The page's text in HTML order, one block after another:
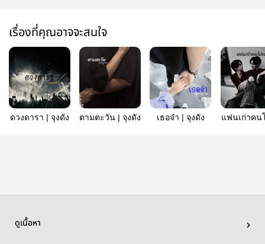
เรื่องที่คุณอาจจะสนใจ
ดวงดารา | จุงดัง ตามตะวัน | จุงดัง เธอจ๋า | จุงดัง
แฟนเก่าคน
ดูเนื้อหา